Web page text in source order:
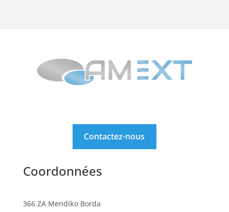
Contactez-nous
Coordonnées
366 ZA Mendiko Borda